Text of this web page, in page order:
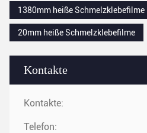
Kontakte
Kontakte:
Telefon:
1380mm heiße Schmelzklebefilme
20mm heiße Schmelzklebefilme